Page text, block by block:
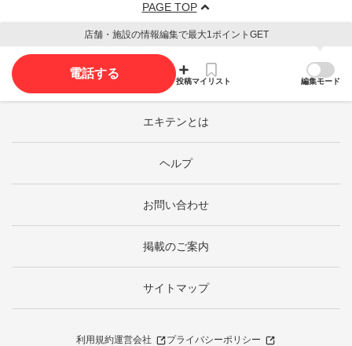
PAGE TOP
店舗・施設の情報編集で最大1ポイントGET
電話する
投稿マイリスト 編集モード
エキテンとは
ヘルプ
お問い合わせ
掲載のご案内
サイトマップ
利用規約運営会社
プライバシーポリシー